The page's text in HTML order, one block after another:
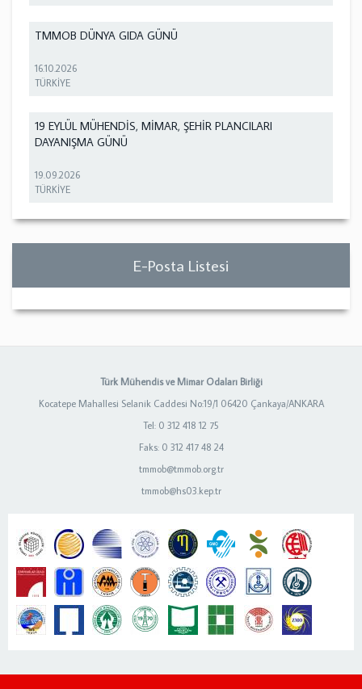
TMMOB DÜNYA GIDA GÜNÜ
16.10.2026
TÜRKİYE
19 EYLÜL MÜHENDİS, MİMAR, ŞEHİR PLANCILARI
DAYANIŞMA GÜNÜ
19.09.2026
TÜRKİYE
E-Posta Listesi
Türk Mühendis ve Mimar Odaları Birliği
Kocatepe Mahallesi Selanik Caddesi No:19/1 06420 Çankaya/ANKARA
Tel: 0 312 418 12 75
Faks: 0 312 417 48 24
tmmob@tmmob.org.tr
tmmob@hs03.kep.tr